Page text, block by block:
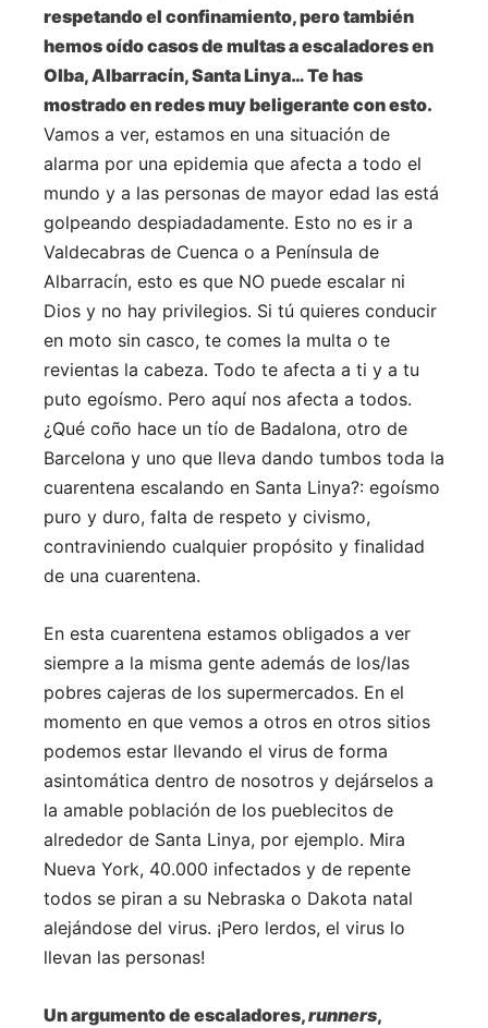
respetando el confinamiento, pero también
hemos oído casos de multas a escaladores en
Olba, Albarracín, Santa Linya… Te has
mostrado en redes muy beligerante con esto.
Vamos a ver, estamos en una situación de
alarma por una epidemia que afecta a todo el
mundo y a las personas de mayor edad las está
golpeando despiadadamente. Esto no es ir a
Valdecabras de Cuenca o a Península de
Albarracín, esto es que NO puede escalar ni
Dios y no hay privilegios. Si tú quieres conducir
en moto sin casco, te comes la multa o te
revientas la cabeza. Todo te afecta a ti y a tu
puto egoísmo. Pero aquí nos afecta a todos.
¿Qué coño hace un tío de Badalona, otro de
Barcelona y uno que lleva dando tumbos toda la
cuarentena escalando en Santa Linya?: egoísmo
puro y duro, falta de respeto y civismo,
contraviniendo cualquier propósito y finalidad
de una cuarentena.
En esta cuarentena estamos obligados a ver
siempre a la misma gente además de los/las
pobres cajeras de los supermercados. En el
momento en que vemos a otros en otros sitios
podemos estar llevando el virus de forma
asintomática dentro de nosotros y dejárselos a
la amable población de los pueblecitos de
alrededor de Santa Linya, por ejemplo. Mira
Nueva York, 40.000 infectados y de repente
todos se piran a su Nebraska o Dakota natal
alejándose del virus. ¡Pero lerdos, el virus lo
llevan las personas!
Un argumento de escaladores,runners,